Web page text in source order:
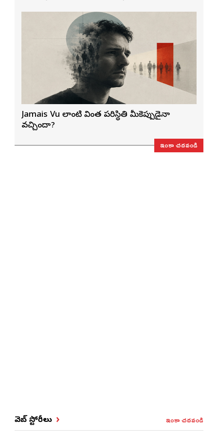
Jamais Vu లాంటి వింత పరిస్థితి మీకెప్పుడైనా
వచ్చిందా?
ఇంకా చదవండి
వెబ్ స్టోరీలు ఇంకా చదవండి